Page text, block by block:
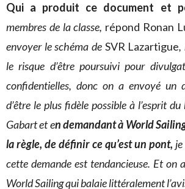
Qui a produit ce document et
membres de la classe, répond Ronan
envoyer le schéma de SVR Lazartigue,
le risque d’être poursuivi pour
confidentielles, donc on a envoyé un
d’être le plus fidèle possible à l’esprit
Gabart et en demandant à World
la règle, de définir ce qu’est un pont,
cette demande est tendancieuse. Et on
World Sailing qui balaie littéralement